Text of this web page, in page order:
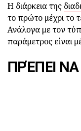
Η διάρκεια της
το πρώτο μέχρι το
Ανάλογα με τον
παράμετρος είναι
ΠΡΈΠΕΙ